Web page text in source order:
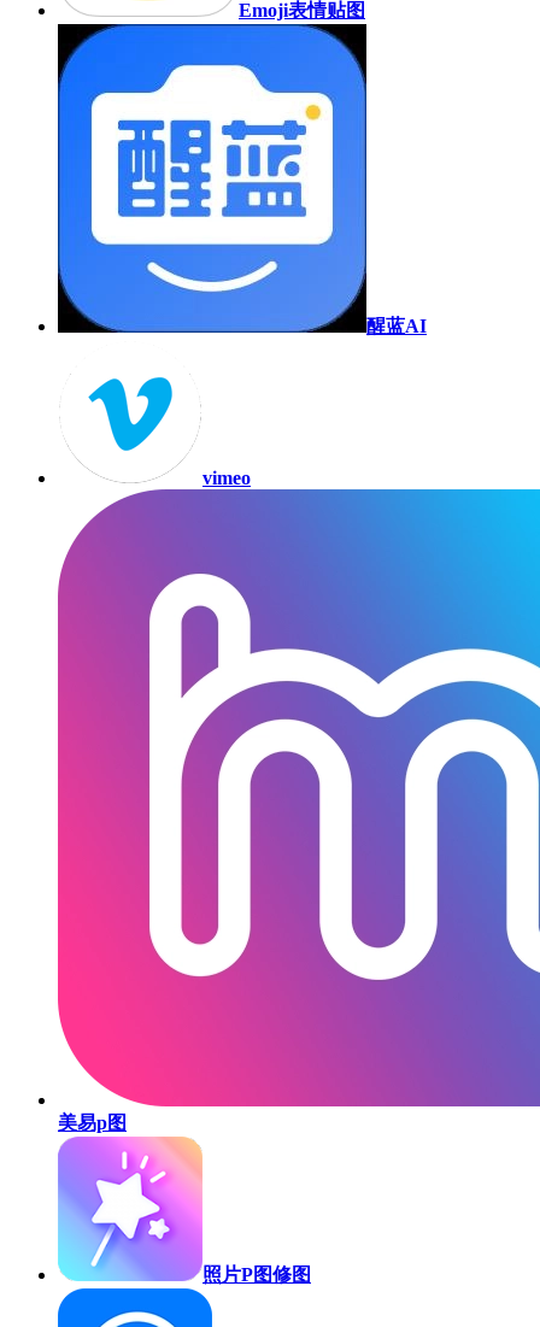
Emoji表情贴图
醒蓝AI
vimeo
美易p图
照片P图修图